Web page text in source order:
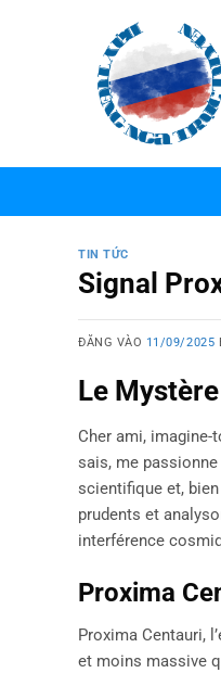
TIN TỨC
Signal
ĐĂNG VÀO 11/09/2025
Le
Cher ami,
sais, me
scientifique et,
prudents et
interférence
Proxima
Proxima Centauri,
et moins massive